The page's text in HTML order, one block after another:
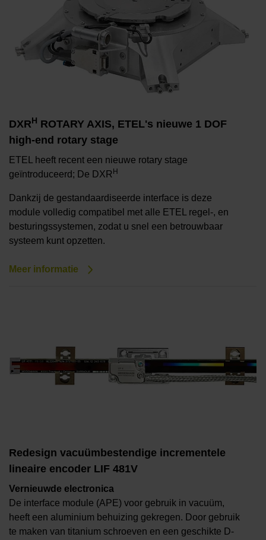
DXR H ROTARY AXIS, ETEL's nieuwe 1 DOF
high-end rotary stage
ETEL heeft recent een nieuwe rotary stage
geïntroduceerd; De DXR H
Dankzij de gestandaardiseerde interface is deze
module volledig compatibel met alle ETEL regel-, en
besturingssystemen, zodat u snel een betrouwbaar
systeem kunt opzetten.
Meer informatie
Redesign vacuümbestendige incrementele
lineaire encoder LIF 481V
Vernieuwde electronica
De interface module (APE) voor gebruik in vacuüm,
heeft een aluminium behuizing gekregen. Door gebruik
te maken van titanium schroeven en een geschikte D-